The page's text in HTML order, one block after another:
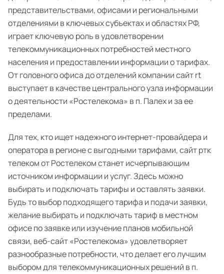
представительствами, офисами и региональными
отделениями в ключевых субъектах и областях РФ,
играет ключевую роль в удовлетворении
телекоммуникационных потребностей местного
населения и предоставлении информации о тарифах.
От головного офиса до отделений компании сайт rt
выступает в качестве центрального узла информации
о деятельности «Ростелекома» в п. Палех и за ее
пределами.
Для тех, кто ищет надежного интернет-провайдера и
оператора в регионе с выгодными тарифами, сайт ртк
телеком от Ростелеком станет исчерпывающим
источником информации и услуг. Здесь можно
выбирать и подключать тарифы и оставлять заявки.
Будь то выбор подходящего тарифа и подачи заявки,
желание выбирать и подключать тариф в местном
офисе по заявке или изучение планов мобильной
связи, веб-сайт «Ростелекома» удовлетворяет
разнообразные потребности, что делает его лучшим
выбором для телекоммуникационных решений в п.